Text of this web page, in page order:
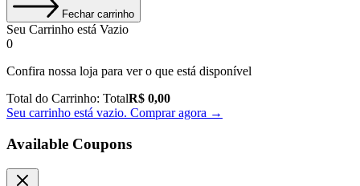
Fechar carrinho
Seu Carrinho está Vazio
0
Confira nossa loja para ver o que está disponível
Total do Carrinho: TotalR$ 0,00
Seu carrinho está vazio. Comprar agora →
Available Coupons